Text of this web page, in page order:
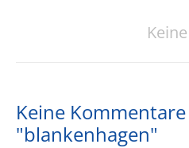
Keine Kommentare
"blankenhagen"